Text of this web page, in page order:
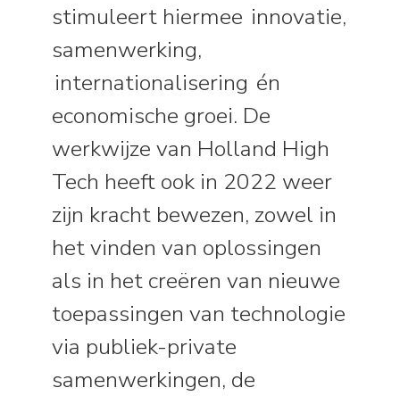
stimuleert hiermee innovatie,
samenwerking,
internationalisering én
economische groei. De
werkwijze van Holland High
Tech heeft ook in 2022 weer
zijn kracht bewezen, zowel in
het vinden van oplossingen
als in het creëren van nieuwe
toepassingen van technologie
via publiek-private
samenwerkingen, de